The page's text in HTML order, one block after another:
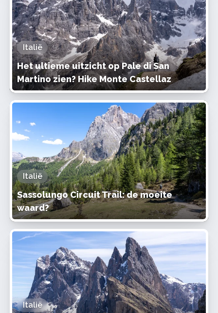
Italië
Het ultieme uitzicht op Pale di San
Martino zien? Hike Monte Castellaz
Italië
Sassolungo Circuit Trail: de moeite
waard?
Italië